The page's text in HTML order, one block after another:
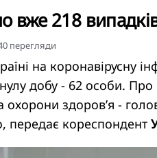
вже 218
перегляди
на коронавірусну
добу - 62 особи. Про
охорони здоров’я -
передає кореспондент